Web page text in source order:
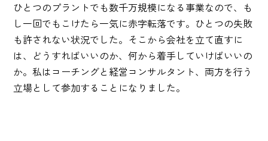
ひとつのプラントでも数千万規模になる事業なので、も
し一回でもこけたら一気に赤字転落です。ひとつの失敗
も許されない状況でした。そこから会社を立て直すに
は、どうすればいいのか、何から着手していけばいいの
か。私はコーチングと経営コンサルタント、両方を行う
立場として参加することになりました。